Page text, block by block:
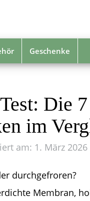
Geschenke
Die 7
im
am: 1. März 2026
durchgefroren?
Membran,